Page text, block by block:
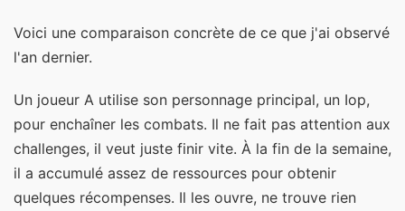
Voici une comparaison concrète de ce que j'ai observé
l'an dernier.
Un joueur A utilise son personnage principal, un Iop,
pour enchaîner les combats. Il ne fait pas attention aux
challenges, il veut juste finir vite. À la fin de la semaine,
il a accumulé assez de ressources pour obtenir
quelques récompenses. Il les ouvre, ne trouve rien